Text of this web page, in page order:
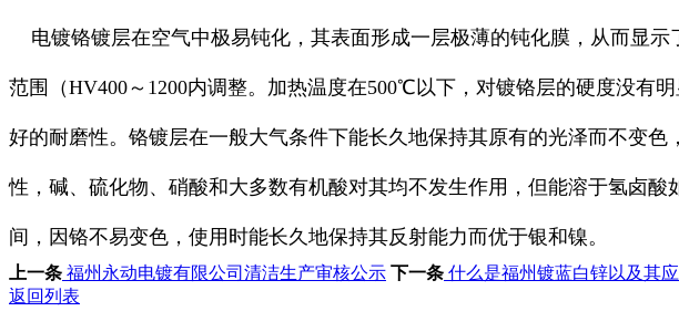
电镀铬镀层在空气中极易钝化，其表面形成一层极薄的钝化膜，从而显
范围（HV400～1200内调整。加热温度在500℃以下，对镀铬层的硬度没有
好的耐磨性。铬镀层在一般大气条件下能长久地保持其原有的光泽而不变
性，碱、硫化物、硝酸和大多数有机酸对其均不发生作用，但能溶于氢卤
间，因铬不易变色，使用时能长久地保持其反射能力而优于银和镍。
上一条 福州永动电镀有限公司清洁生产审核公示 下一条 什么是福州镀蓝白锌以及其
返回列表